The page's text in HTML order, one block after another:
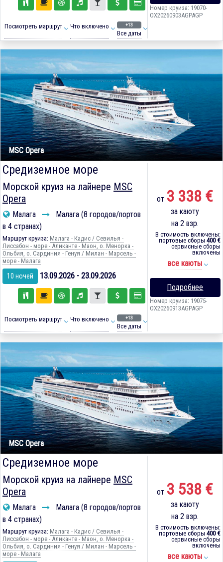
Посмотреть маршрут Что включено +13
Все даты
Номер круиза: 19070-
OX20260903AGPAGP
MSC Opera
Средиземное море
Морской круиз на лайнере MSC
Opera
Малага
Малага (8 городов/портов
в 4 странах)
Маршрут круиза: Малага - Кадиc / Севилья -
Лиссабон - море - Аликанте - Маон, о. Менорка -
Ольбия, о. Сардиния - Генуя / Милан - Марсель -
море - Малага
10 ночей 13.09.2026 - 23.09.2026
Посмотреть маршрут Что включено +13
Все даты
от 3 338 €
за каюту
на 2 взр.
В стоимость включены:
портовые сборы 400 €
сервисные сборы
включены
все каюты
Подробнее
Номер круиза: 19075-
OX20260913AGPAGP
MSC Opera
Средиземное море
Морской круиз на лайнере MSC
Opera
Малага
Малага (8 городов/портов
в 4 странах)
Маршрут круиза: Малага - Кадиc / Севилья -
Лиссабон - море - Аликанте - Маон, о. Менорка -
Ольбия, о. Сардиния - Генуя / Милан - Марсель -
море - Малага
от 3 538 €
за каюту
на 2 взр.
В стоимость включены:
портовые сборы 400 €
сервисные сборы
включены
все каюты